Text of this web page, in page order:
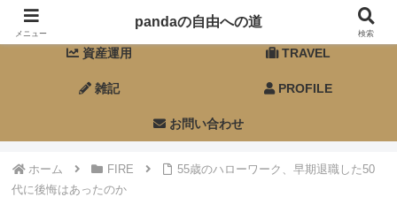
資産運用 TRAVEL
雑記 PROFILE
お問い合わせ
ホーム FIRE
55歳のハローワーク、早期退職した50
代に後悔はあったのか
メニュー
pandaの自由への道
検索